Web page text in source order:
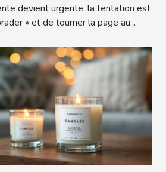
devient urgente, la tentation est
» et de tourner la page au...